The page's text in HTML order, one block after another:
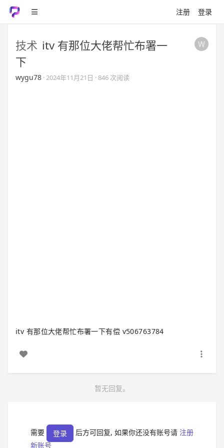
注册 登录
技术 itv 有那位大佬帮忙布署一
下
wygu78 ·2024年11月21日 · 846 次阅读
itv 有那位大佬帮忙布署一下有偿 v506763784
暂无回复。
需要 登录 后方可回复, 如果你还没有账号请 注册
新账号